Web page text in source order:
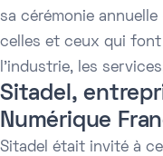
sa cérémonie
celles et ceux qui
l'industrie, les
Sitadel,
Numérique
Sitadel était invité à